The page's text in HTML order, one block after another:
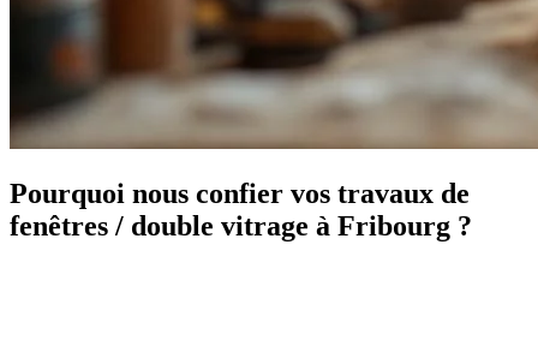
Pourquoi nous confier vos travaux de
fenêtres / double vitrage à Fribourg ?